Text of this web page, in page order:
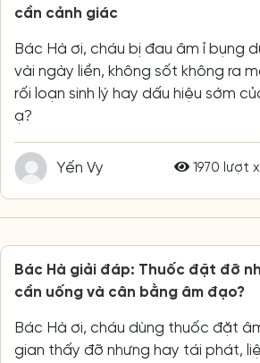
cần cảnh giác
Bác Hà ơi, cháu bị đau âm ỉ bụng
vài ngày liền, không sốt không ra
rối loạn sinh lý hay dấu hiệu sớm
ạ?
Yến Vy 1970 lượt
Bác Hà giải đáp: Thuốc đặt đỡ
cần uống và cân bằng âm đạo?
Bác Hà ơi, cháu dùng thuốc đặt
gian thấy đỡ nhưng hay tái phát,